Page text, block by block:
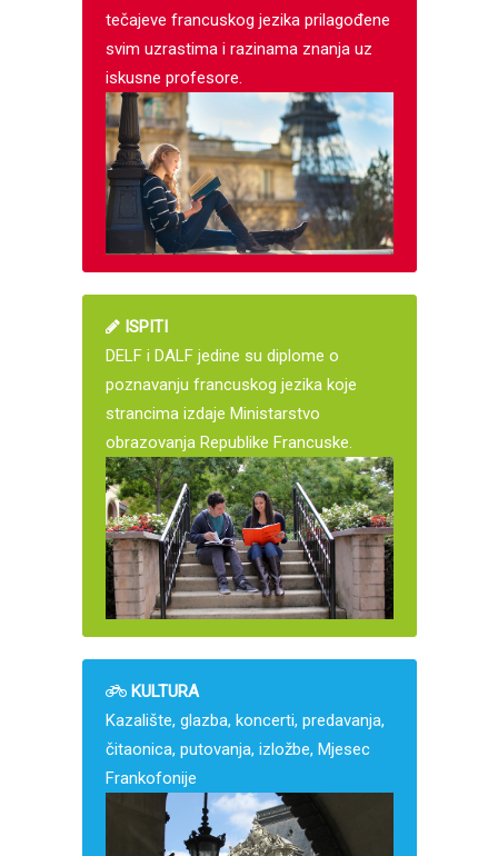
tečajeve francuskog jezika prilagođene
svim uzrastima i razinama znanja uz
iskusne profesore.
ISPITI
DELF i DALF jedine su diplome o
poznavanju francuskog jezika koje
strancima izdaje Ministarstvo
obrazovanja Republike Francuske.
KULTURA
Kazalište, glazba, koncerti, predavanja,
čitaonica, putovanja, izložbe, Mjesec
Frankofonije